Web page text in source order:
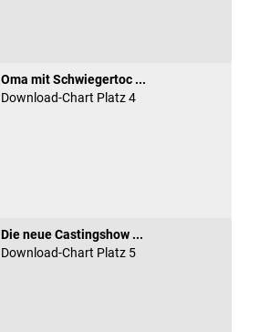
Oma mit Schwiegertoc ...
Download-Chart Platz 4
Die neue Castingshow ...
Download-Chart Platz 5